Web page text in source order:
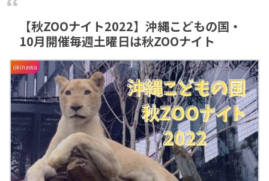
【秋ZOOナイト2022】沖縄こどもの国・
10月開催毎週土曜日は秋ZOOナイト
okinawa